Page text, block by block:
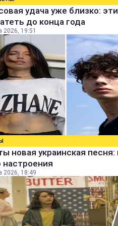
удача уже близко:
до конца года
2026, 19:51
новая украинская
настроения
2026, 18:49